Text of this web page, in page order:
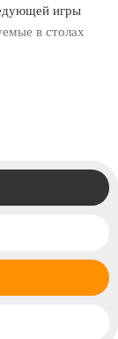
игры
в столах
сланец
состояния с
точек для
и точная
стабильный
повышенную